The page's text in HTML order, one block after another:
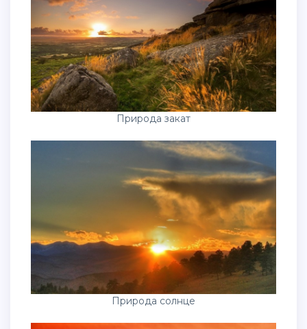
Природа закат
Природа солнце